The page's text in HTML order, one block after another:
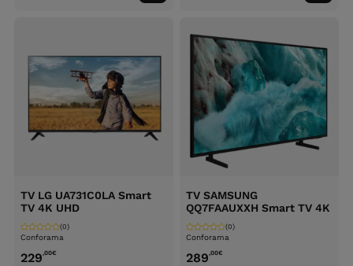
ao
ao
TV LG UA731C0LA Smart
TV 4K UHD
Conforama
(0)
229,00€
TV SAMSUNG
QQ7FAAUXXH Smart TV 4K
Conforama
(0)
289,00€